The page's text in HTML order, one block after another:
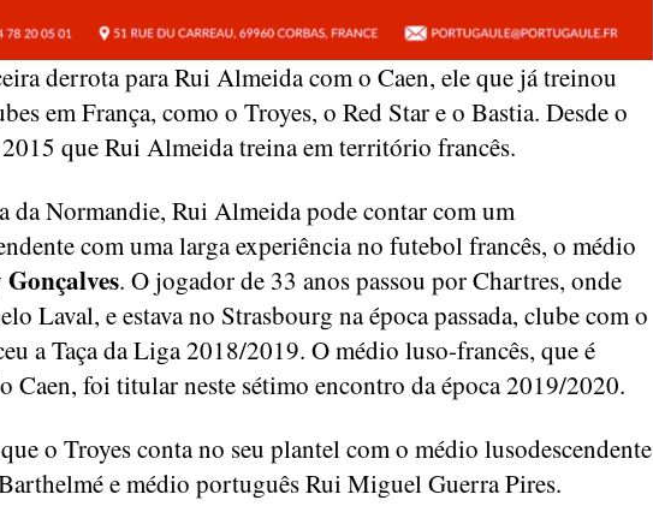
derrota para Rui Almeida com o Caen, ele que já treinou
em França, como o Troyes, o Red Star e o Bastia. Desde o
que Rui Almeida treina em território francês.
da Normandie, Rui Almeida pode contar com um
com uma larga experiência no futebol francês, o médio
. O jogador de 33 anos passou por Chartres, onde
Laval, e estava no Strasbourg na época passada, clube com o
a Taça da Liga 2018/2019. O médio luso-francês, que é
Caen, foi titular neste sétimo encontro da época 2019/2020.
o Troyes conta no seu plantel com o médio lusodescendente
e médio português Rui Miguel Guerra Pires.